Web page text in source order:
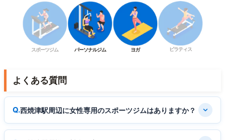
スポーツジム パーソナルジム ヨガ ピラティス
よくある質問
西焼津駅周辺に女性専用のスポーツジムはありますか？